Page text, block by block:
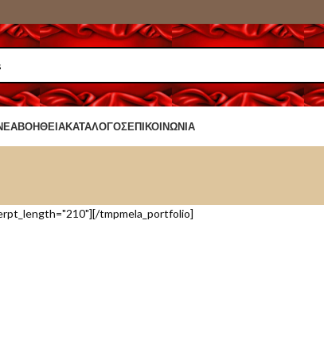
ΒΟΉΘΕΙΑΚΑΤΆΛΟΓΟΣΕΠΙΚΟΙΝΩΝΊΑ
tmpmela_portfolio]